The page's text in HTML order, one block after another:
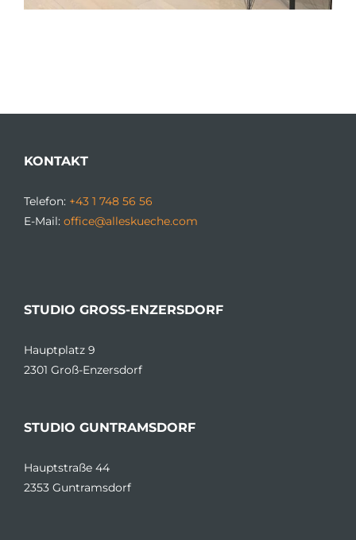
KONTAKT
Telefon: +43 1 748 56 56
E-Mail: office@alleskueche.com
STUDIO GROSS-ENZERSDORF
Hauptplatz 9
2301 Groß-Enzersdorf
STUDIO GUNTRAMSDORF
Hauptstraße 44
2353 Guntramsdorf